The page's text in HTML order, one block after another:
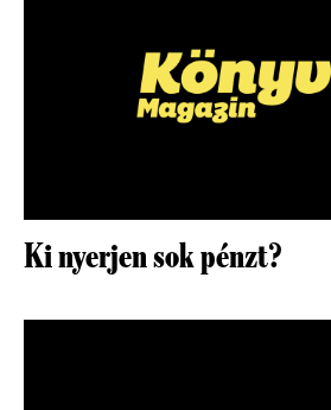
Ki nyerjen sok pénzt?